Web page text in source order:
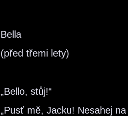
Bella
(před třemi lety)
„Bello, stůj!“
„Pusť mě, Jacku! Nesahej na